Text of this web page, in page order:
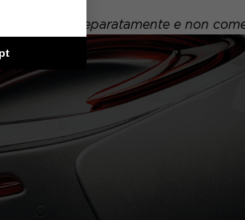
venduto separatamente e non